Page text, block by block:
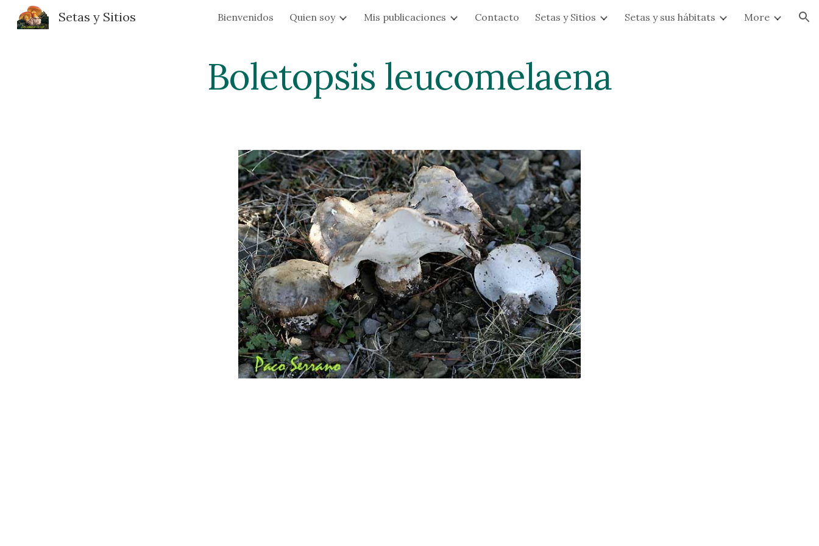
Skip to main content Skip to navigation
Setas y Sitios Bienvenidos Quien soy Mis publicaciones Contacto Setas y Sitios Setas y sus hábitats More
Boletopsis leucomelaena